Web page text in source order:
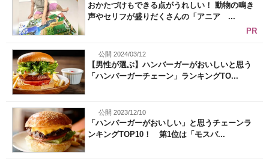
おかたづけもできる点がうれしい！ 動物の鳴き
声やセリフが盛りだくさんの「アニア ...
PR
公開 2024/03/12
【男性が選ぶ】ハンバーガーがおいしいと思う
「ハンバーガーチェーン」ランキングTO...
公開 2023/12/10
「ハンバーガーがおいしい」と思うチェーンラ
ンキングTOP10！ 第1位は「モスバ...